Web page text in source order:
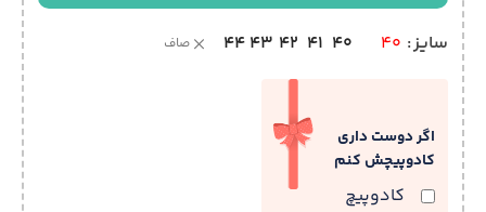
سایز 40
40
41
42
43
44 صاف
اگر دوست داری
کادوپیچش کنم
کادوپیچ